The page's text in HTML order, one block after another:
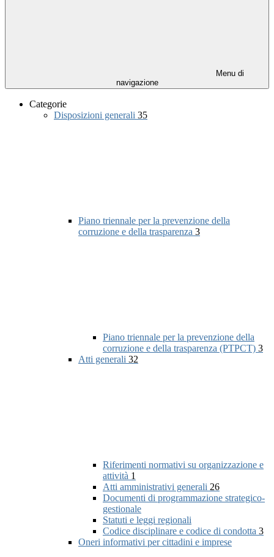
Menu di
navigazione
Categorie
Disposizioni generali 35
Piano triennale per la prevenzione della
corruzione e della trasparenza 3
Piano triennale per la prevenzione della
corruzione e della trasparenza (PTPCT) 3
Atti generali 32
Riferimenti normativi su organizzazione e
attività 1
Atti amministrativi generali 26
Documenti di programmazione strategico-
gestionale
Statuti e leggi regionali
Codice disciplinare e codice di condotta 3
Oneri informativi per cittadini e imprese